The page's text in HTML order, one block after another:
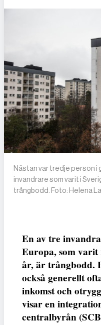
Nästan var tredje person
invandrare som varit i
trångbodd. Foto: Helena
En av tre
Europa, som
år, är trångbodd.
också generellt
inkomst och
visar en
centralbyrån